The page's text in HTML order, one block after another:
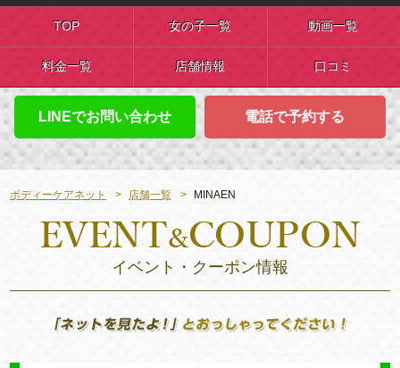
TOP 女の子一覧 動画一覧
料金一覧 店舗情報 口コミ
LINEでお問い合わせ 電話で予約する
ボディーケアネット 店舗一覧 MINAEN
イベント・クーポン情報